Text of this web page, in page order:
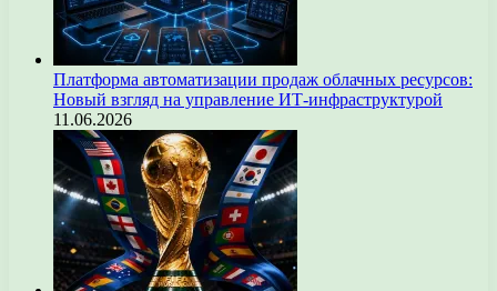
Платформа автоматизации продаж облачных ресурсов:
Новый взгляд на управление ИТ-инфраструктурой
11.06.2026